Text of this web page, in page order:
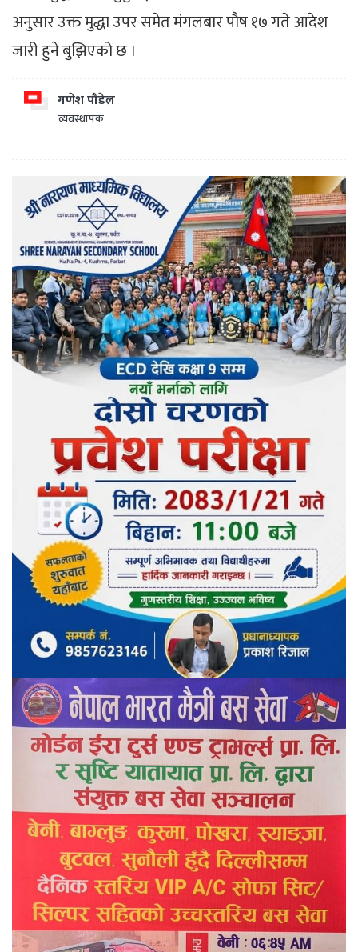
अनुसार उक्त मुद्धा उपर समेत मंगलबार पौष १७ गते आदेश
जारी हुने बुझिएको छ ।
गणेश पौडेल
व्यवस्थापक